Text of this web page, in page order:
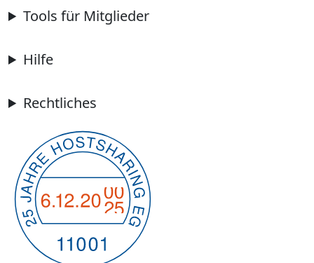
Tools für Mitglieder
Hilfe
Rechtliches